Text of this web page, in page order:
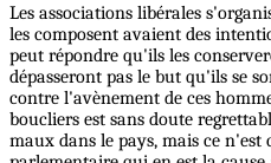
Les associations libérales
les composent avaient des
peut répondre qu'ils les
dépasseront pas le but qu'ils se
contre l'avènement de ces
boucliers est sans doute
maux dans le pays, mais ce n'est